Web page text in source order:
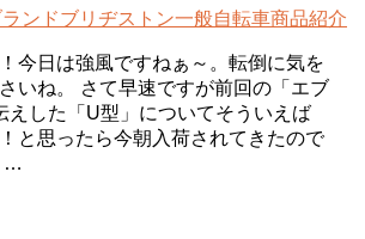
ンドブリヂストン一般自転車商品紹介
今日は強風ですねぁ～。転倒に気を
いね。 さて早速ですが前回の「エブ
えした「U型」についてそういえば
と思ったら今朝入荷されてきたので
…